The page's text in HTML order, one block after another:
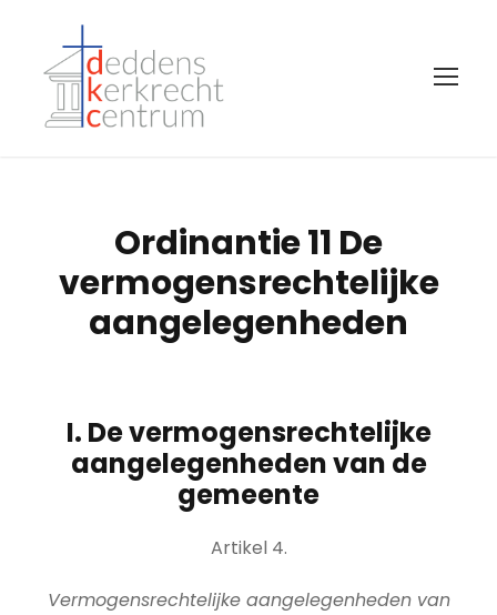
Ordinantie 11 De
vermogensrechtelijke
aangelegenheden
I. De vermogensrechtelijke
aangelegenheden van de
gemeente
Artikel 4.
Vermogensrechtelijke aangelegenheden van